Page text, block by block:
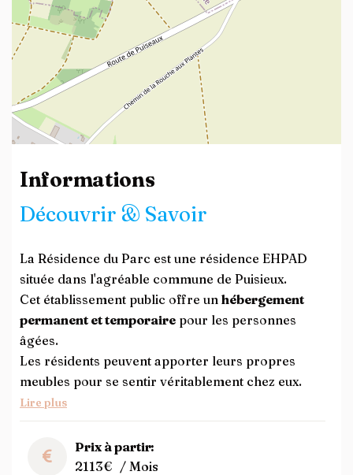
Leaflet
Informations
Découvrir & Savoir
La Résidence du Parc est une résidence EHPAD
située dans l'agréable commune de Puisieux.
Cet établissement public offre un hébergement
permanent et temporaire pour les personnes
âgées.
Les résidents peuvent apporter leurs propres
meubles pour se sentir véritablement chez eux.
Lire plus
Prix à partir:
2113€ / Mois